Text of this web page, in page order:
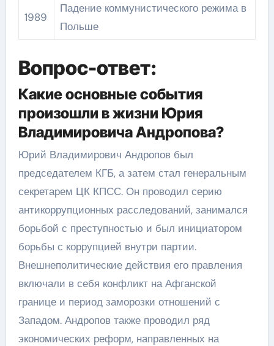
1989
Падение коммунистического режима в
Польше
Вопрос-ответ:
Какие основные события
произошли в жизни Юрия
Владимировича Андропова?
Юрий Владимирович Андропов был
председателем КГБ, а затем стал генеральным
секретарем ЦК КПСС. Он проводил серию
антикоррупционных расследований, занимался
борьбой с преступностью и был инициатором
борьбы с коррупцией внутри партии.
Внешнеполитические действия его правления
включали в себя конфликт на Афганской
границе и период заморозки отношений с
Западом. Андропов также проводил ряд
экономических реформ, направленных на